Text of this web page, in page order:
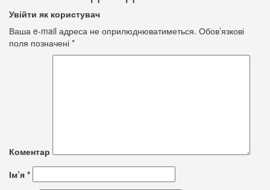
Увійти як користувач
Ваша e-mail адреса не оприлюднюватиметься. Обов’язкові
поля позначені *
Коментар
Ім’я *